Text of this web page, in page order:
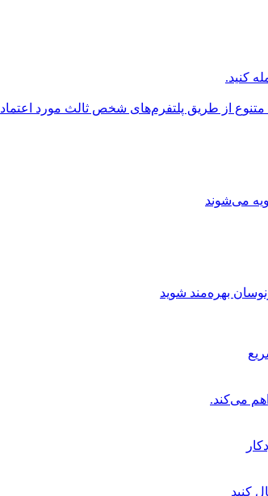
کنید.
از طریق پلتفرم‌های شخص ثالث مورد اعتماد
بهره‌مند شوید
کنید